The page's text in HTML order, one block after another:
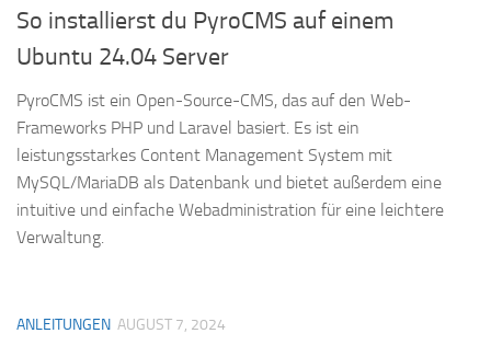
So installierst du PyroCMS auf einem
Ubuntu 24.04 Server
PyroCMS ist ein Open-Source-CMS, das auf den Web-
Frameworks PHP und Laravel basiert. Es ist ein
leistungsstarkes Content Management System mit
MySQL/MariaDB als Datenbank und bietet außerdem eine
intuitive und einfache Webadministration für eine leichtere
Verwaltung.
ANLEITUNGEN AUGUST 7, 2024